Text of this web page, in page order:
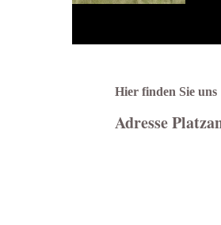
Hier finden Sie uns
Adresse